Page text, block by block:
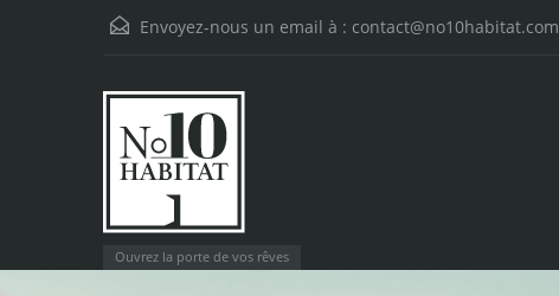
Envoyez-nous un email à : contact@no10habitat.com
Ouvrez la porte de vos rêves